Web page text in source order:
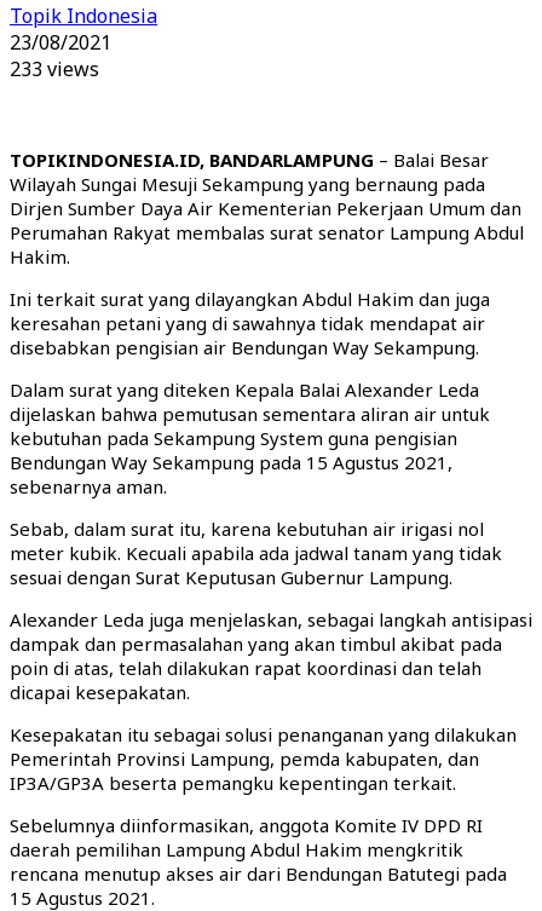
Topik Indonesia
23/08/2021
233 views
TOPIKINDONESIA.ID, BANDARLAMPUNG – Balai Besar
Wilayah Sungai Mesuji Sekampung yang bernaung pada
Dirjen Sumber Daya Air Kementerian Pekerjaan Umum dan
Perumahan Rakyat membalas surat senator Lampung Abdul
Hakim.
Ini terkait surat yang dilayangkan Abdul Hakim dan juga
keresahan petani yang di sawahnya tidak mendapat air
disebabkan pengisian air Bendungan Way Sekampung.
Dalam surat yang diteken Kepala Balai Alexander Leda
dijelaskan bahwa pemutusan sementara aliran air untuk
kebutuhan pada Sekampung System guna pengisian
Bendungan Way Sekampung pada 15 Agustus 2021,
sebenarnya aman.
Sebab, dalam surat itu, karena kebutuhan air irigasi nol
meter kubik. Kecuali apabila ada jadwal tanam yang tidak
sesuai dengan Surat Keputusan Gubernur Lampung.
Alexander Leda juga menjelaskan, sebagai langkah antisipasi
dampak dan permasalahan yang akan timbul akibat pada
poin di atas, telah dilakukan rapat koordinasi dan telah
dicapai kesepakatan.
Kesepakatan itu sebagai solusi penanganan yang dilakukan
Pemerintah Provinsi Lampung, pemda kabupaten, dan
IP3A/GP3A beserta pemangku kepentingan terkait.
Sebelumnya diinformasikan, anggota Komite IV DPD RI
daerah pemilihan Lampung Abdul Hakim mengkritik
rencana menutup akses air dari Bendungan Batutegi pada
15 Agustus 2021.